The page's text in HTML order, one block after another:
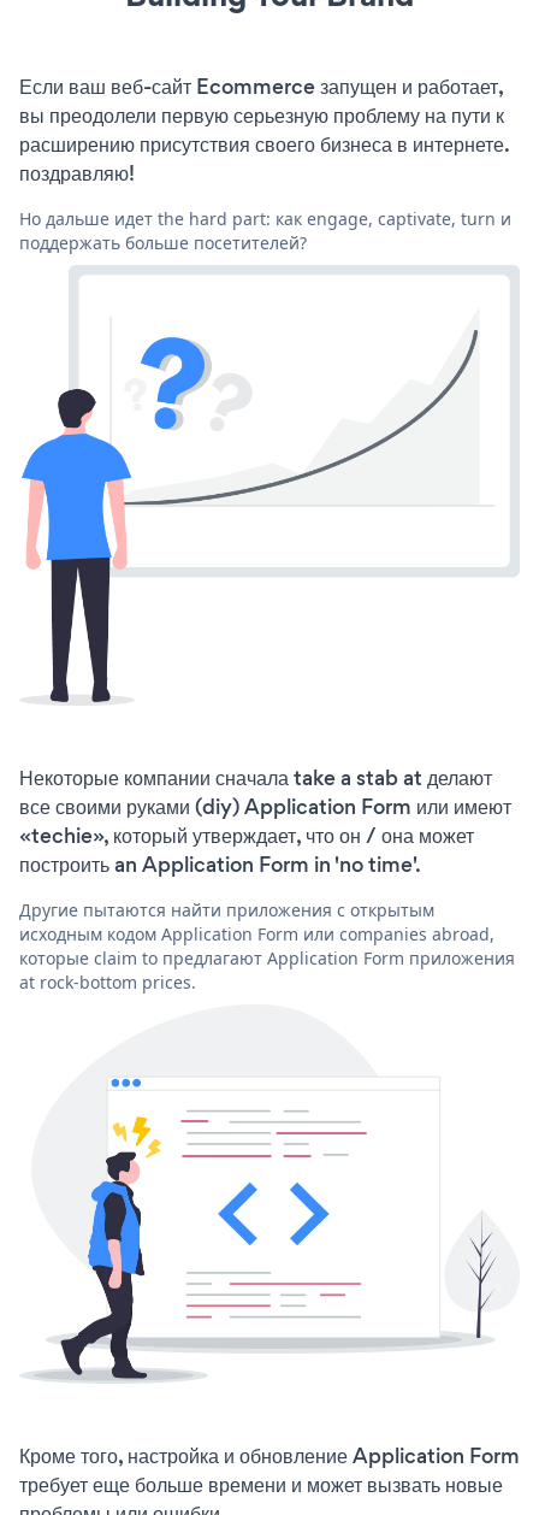
Если ваш веб-сайт Ecommerce запущен и работает,
вы преодолели первую серьезную проблему на пути к
расширению присутствия своего бизнеса в интернете.
поздравляю!
Но дальше идет the hard part: как engage, captivate, turn и
поддержать больше посетителей?
Некоторые компании сначала take a stab at делают
все своими руками (diy) Application Form или имеют
«techie», который утверждает, что он / она может
построить an Application Form in 'no time'.
Другие пытаются найти приложения с открытым
исходным кодом Application Form или companies abroad,
которые claim to предлагают Application Form приложения
at rock-bottom prices.
Кроме того, настройка и обновление Application Form
требует еще больше времени и может вызвать новые